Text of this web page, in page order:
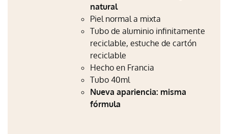
Contacto
Mi Perfil
Carrito
natural
Piel normal a mixta
Tubo de aluminio infinitamente
reciclable, estuche de cartón
reciclable
Hecho en Francia
Tubo 40ml
Nueva apariencia: misma
fórmula